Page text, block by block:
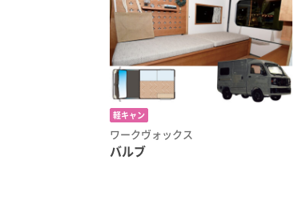
軽キャン
ワークヴォックス
バルブ